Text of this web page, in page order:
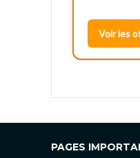
Voir les
PAGES